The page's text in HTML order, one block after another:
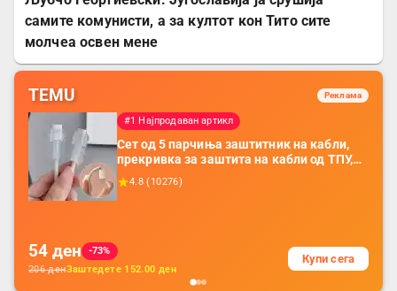
самите комунисти, а за култот кон Тито сите
молчеа освен мене
TEMU Реклама
#1 Најпродаван артикл
Сет од 5 парчиња заштитник на кабли,
прекривка за заштита на кабли од ТПУ,
додатоци за заштита на кабли, без
батерија, за мобилни телефони, комплет
4.8 ( 10276)
54 ден
-73%
206денЗаштедете 152.00 ден
Купи сега